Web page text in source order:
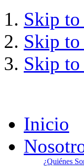
Skip
Skip
Skip
Inicio
¿Quiénes